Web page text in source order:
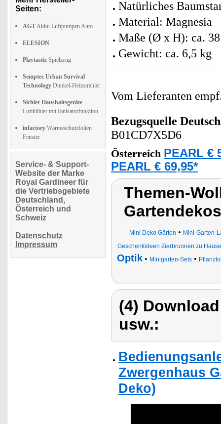
Seiten:
AGTAkku Luftpumpen Auto
ELESION
Playtastic Spielzeug
Semptec Urban Survival
Technology Dunkel-Heizstrahler
Sichler Haushaltsgeräte
Luftkühler mit Ionisatorfunktion
infactory Wärmeschutzfolien
Fenster
Service- & Support-
Website der Marke
Royal Gardineer für
die Vertriebsgebiete
Deutschland,
Österreich und
Schweiz
Datenschutz
Impressum
Natürliches
Material: Magnesia
Maße (Ø x H): ca.
Gewicht: ca. 6,5 kg
Vom Lieferanten
Bezugsquelle
B01CD7X5D6
Österreich PEARL €
PEARL € 69,95*
Themen-
Mini Deko Gärten • Mini-Garten-
Geschenkideen Zierbrunnen zu
Optik • Minigarten-Sets •
(4)
usw.:
Zwergenhaus
Deko)